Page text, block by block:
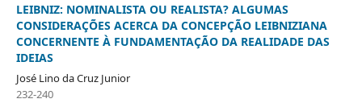
LEIBNIZ: NOMINALISTA OU REALISTA? ALGUMAS
CONSIDERAÇÕES ACERCA DA CONCEPÇÃO LEIBNIZIANA
CONCERNENTE À FUNDAMENTAÇÃO DA REALIDADE DAS
IDEIAS
José Lino da Cruz Junior
232-240